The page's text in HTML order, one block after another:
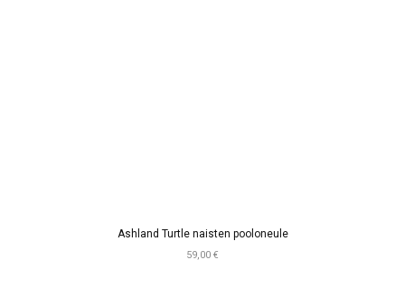
Ashland Turtle naisten pooloneule
59,00 €